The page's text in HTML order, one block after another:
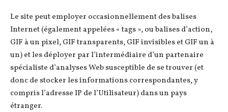
Le site peut employer occasionnellement des balises
Internet (également appelées « tags », ou balises d’action,
GIF à un pixel, GIF transparents, GIF invisibles et GIF un à
un) et les déployer par l’intermédiaire d’un partenaire
spécialiste d’analyses Web susceptible de se trouver (et
donc de stocker les informations correspondantes, y
compris l’adresse IP de l’Utilisateur) dans un pays
étranger.